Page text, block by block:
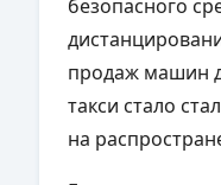
безопасного
продаж машин
такси стало
на